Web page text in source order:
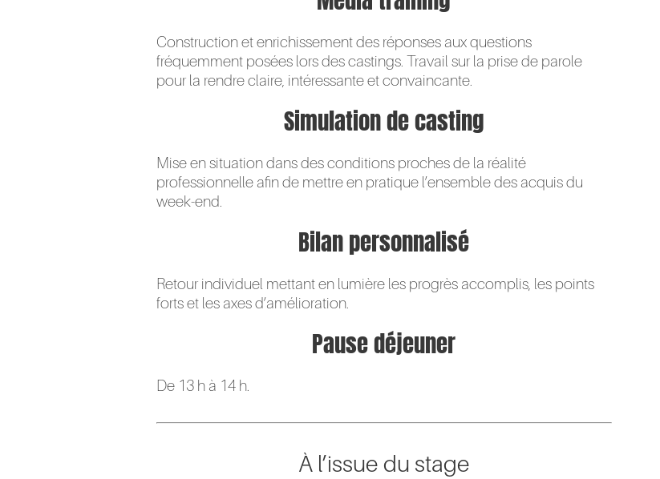
Construction et enrichissement des réponses aux questions
fréquemment posées lors des castings. Travail sur la prise de parole
pour la rendre claire, intéressante et convaincante.
Simulation de casting
Mise en situation dans des conditions proches de la réalité
professionnelle afin de mettre en pratique l’ensemble des acquis du
week-end.
Bilan personnalisé
Retour individuel mettant en lumière les progrès accomplis, les points
forts et les axes d’amélioration.
Pause déjeuner
De 13 h à 14 h.
À l’issue du stage